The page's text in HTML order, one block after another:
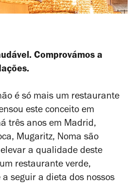
Comprovámos a
é só mais um restaurante
este conceito em
três anos em Madrid,
Mugaritz, Noma são
a qualidade deste
restaurante verde,
seguir a dieta dos nossos